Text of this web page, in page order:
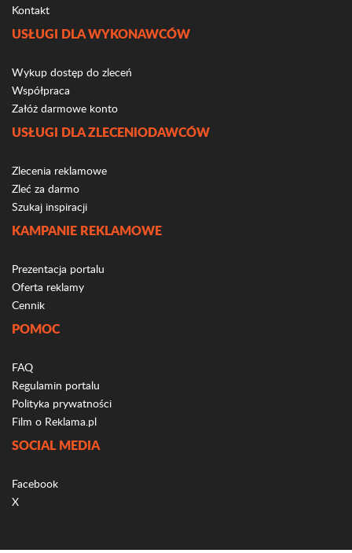
Kontakt
USŁUGI DLA WYKONAWCÓW
Wykup dostęp do zleceń
Współpraca
Załóż darmowe konto
USŁUGI DLA ZLECENIODAWCÓW
Zlecenia reklamowe
Zleć za darmo
Szukaj inspiracji
KAMPANIE REKLAMOWE
Prezentacja portalu
Oferta reklamy
Cennik
POMOC
FAQ
Regulamin portalu
Polityka prywatności
Film o Reklama.pl
SOCIAL MEDIA
Facebook
X